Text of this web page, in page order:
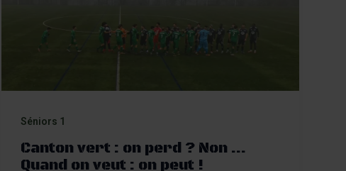
Séniors 1
Canton vert : on perd ? Non …
Quand on veut : on peut !